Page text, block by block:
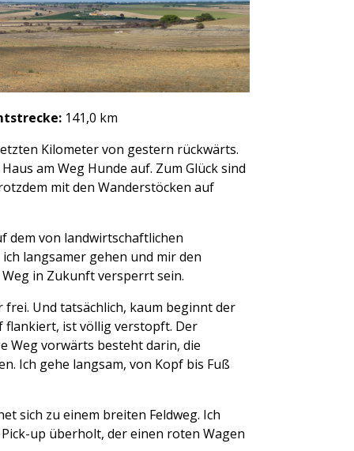
141,0 km
Kilometer von gestern rückwärts.
am Weg Hunde auf. Zum Glück sind
mit den Wanderstöcken auf
dem von landwirtschaftlichen
langsamer gehen und mir den
in Zukunft versperrt sein.
Und tatsächlich, kaum beginnt der
flankiert, ist völlig verstopft. Der
Weg vorwärts besteht darin, die
Ich gehe langsam, von Kopf bis Fuß
sich zu einem breiten Feldweg. Ich
up überholt, der einen roten Wagen